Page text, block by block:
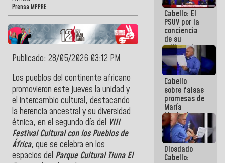
Prensa MPPRE
Publicado: 28/05/2026 03:12 PM
Los pueblos del continente africano
promovieron este jueves la unidad y
el intercambio cultural, destacando
la herencia ancestral y su diversidad
étnica, en el segundo día del VIII
Festival Cultural con los Pueblos de
África, que se celebra en los
espacios del Parque Cultural Tiuna El
¡Créanle!
Cabello: El
PSUV por la
conciencia
de su
militancia
es la
organización
política más
sólida de
Venezuela
Cabello
sobre falsas
promesas de
María
Machado:
¿Quién le
puede creer?
¿Y la gente
que ella iba
a salvar en
Diosdado
Cabello: